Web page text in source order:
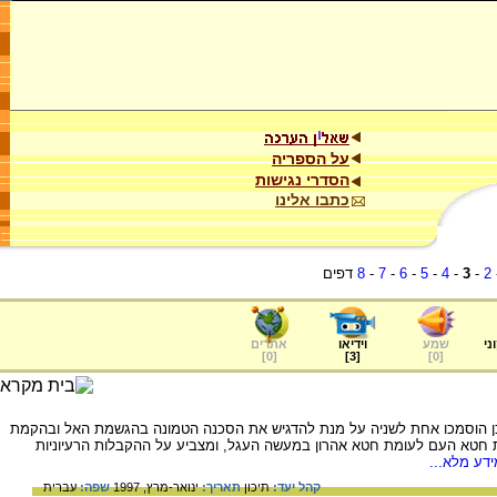
על הספריה
הסדרי נגישות
כתבו אלינו
2
-
3
-
4
-
5
-
6
-
7
-
8 דפים
שמע
[
0
]
וידיאו
[
3
]
אתרים
[
0
]
הוסמכו אחת לשניה על מנת להדגיש את הסכנה הטמונה בהגשמת האל ובהקמת
חטא העם לעומת חטא אהרון במעשה העגל, ומצביע על ההקבלות הרעיוניות
מלא...
קהל יעד:תיכוןתאריך:ינואר-מרץ, 1997 שפה:עברית